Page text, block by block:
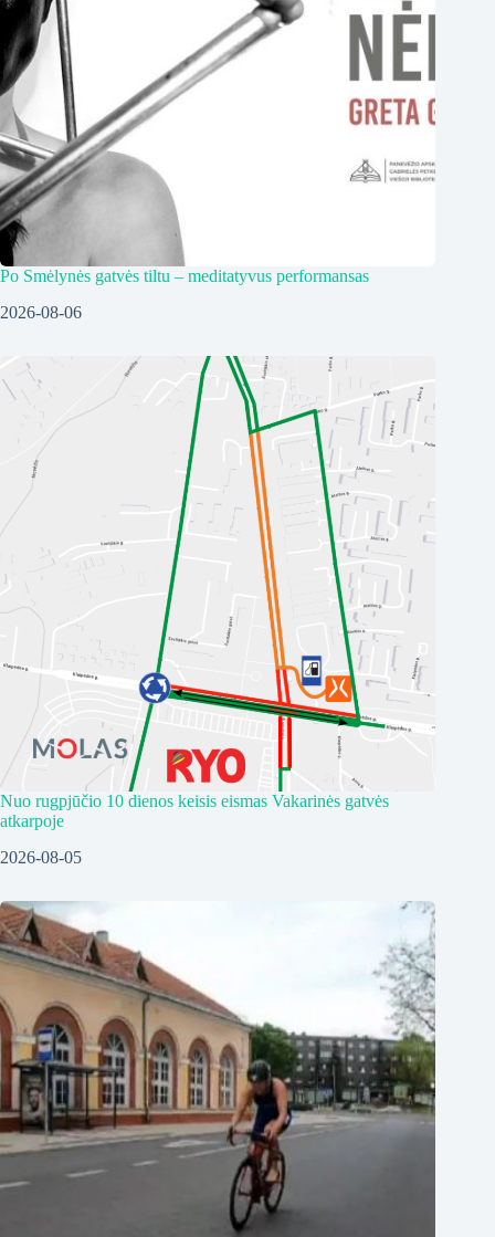
Po Smėlynės gatvės tiltu – meditatyvus performansas
2026-08-06
Nuo rugpjūčio 10 dienos keisis eismas Vakarinės gatvės
atkarpoje
2026-08-05